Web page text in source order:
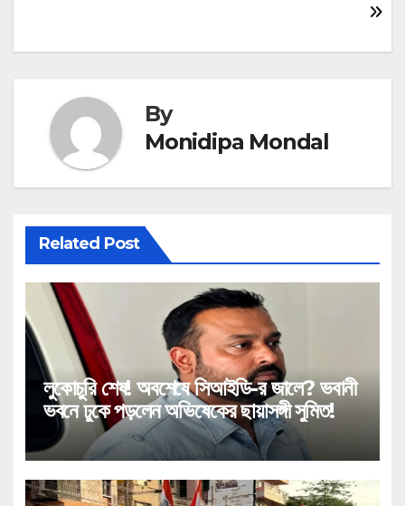
By
Monidipa Mondal
Related Post
লুকোচুরি শেষ! অবশেষে সিআইডি-র জালে? ভবানী
ভবনে ঢুকে পড়লেন অভিষেকের ছায়াসঙ্গী সুমিত!